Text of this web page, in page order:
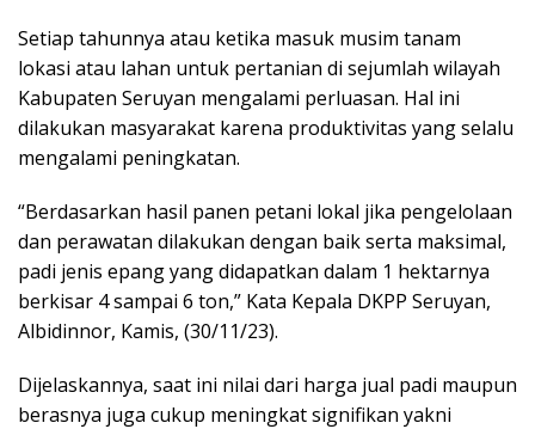
Setiap tahunnya atau ketika masuk musim tanam
lokasi atau lahan untuk pertanian di sejumlah wilayah
Kabupaten Seruyan mengalami perluasan. Hal ini
dilakukan masyarakat karena produktivitas yang selalu
mengalami peningkatan.
“Berdasarkan hasil panen petani lokal jika pengelolaan
dan perawatan dilakukan dengan baik serta maksimal,
padi jenis epang yang didapatkan dalam 1 hektarnya
berkisar 4 sampai 6 ton,” Kata Kepala DKPP Seruyan,
Albidinnor, Kamis, (30/11/23).
Dijelaskannya, saat ini nilai dari harga jual padi maupun
berasnya juga cukup meningkat signifikan yakni